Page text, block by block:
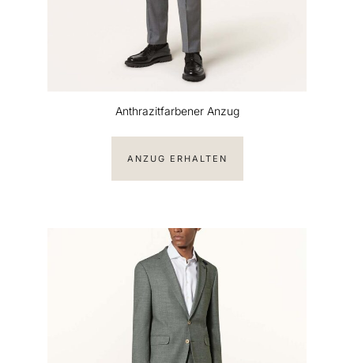
Anthrazitfarbener Anzug
ANZUG ERHALTEN